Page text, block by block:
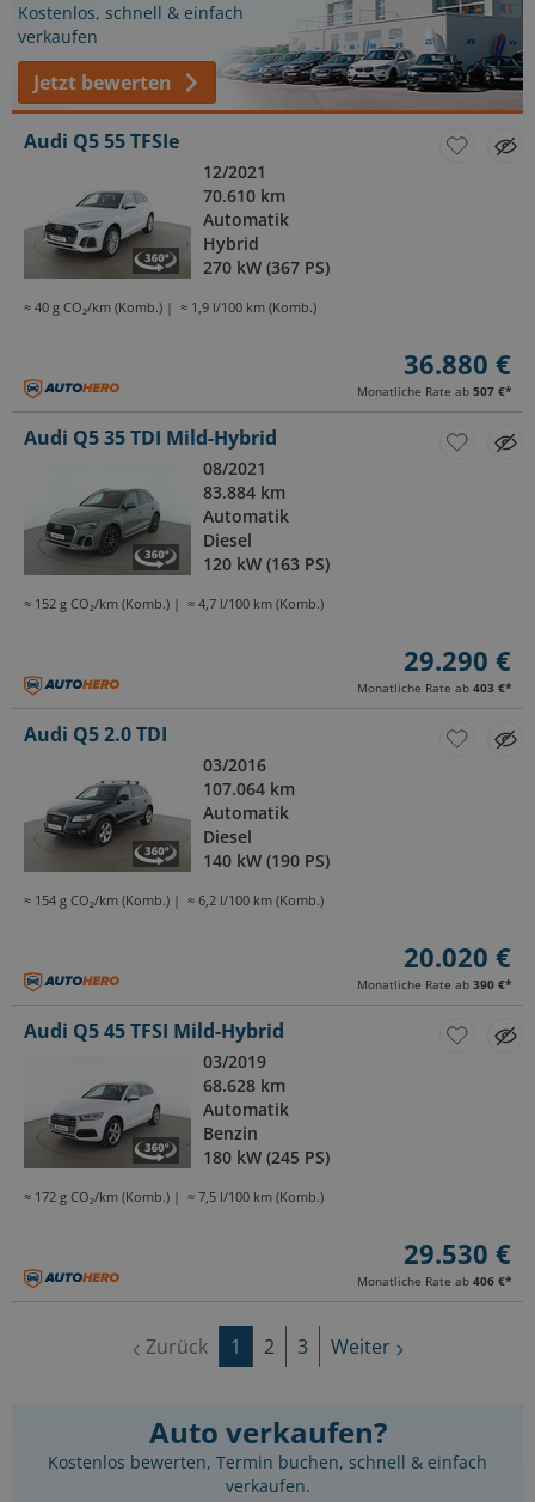
Kostenlos, schnell & einfach
verkaufen
Jetzt bewerten
Audi Q5 55 TFSIe
12/2021
70.610 km
Automatik
Hybrid
270 kW (367 PS)
≈ 40 g CO₂/km (Komb.) ≈ 1,9 l/100 km (Komb.)
36.880 €
Monatliche Rate ab 507 €*
Audi Q5 35 TDI Mild-Hybrid
08/2021
83.884 km
Automatik
Diesel
120 kW (163 PS)
≈ 152 g CO₂/km (Komb.) ≈ 4,7 l/100 km (Komb.)
29.290 €
Monatliche Rate ab 403 €*
Audi Q5 2.0 TDI
03/2016
107.064 km
Automatik
Diesel
140 kW (190 PS)
≈ 154 g CO₂/km (Komb.) ≈ 6,2 l/100 km (Komb.)
20.020 €
Monatliche Rate ab 390 €*
Audi Q5 45 TFSI Mild-Hybrid
03/2019
68.628 km
Automatik
Benzin
180 kW (245 PS)
≈ 172 g CO₂/km (Komb.) ≈ 7,5 l/100 km (Komb.)
29.530 €
Monatliche Rate ab 406 €*
Zurück 1 2 3 Weiter
Auto verkaufen?
Kostenlos bewerten, Termin buchen, schnell & einfach
verkaufen.